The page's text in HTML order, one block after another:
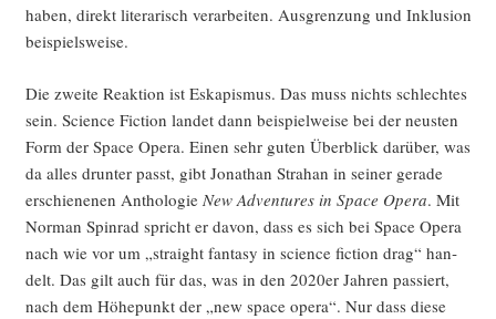
haben, direkt lite­ra­risch ver­ar­bei­ten. Aus­gren­zung und Inklu­si­on
beispielsweise.
Die zwei­te Reak­ti­on ist Eska­pis­mus. Das muss nichts schlech­tes
sein. Sci­ence Fic­tion lan­det dann bei­spiel­wei­se bei der neus­ten
Form der Space Ope­ra. Einen sehr guten Über­blick dar­über, was
da alles drun­ter passt, gibt Jona­than Stra­han in sei­ner gera­de
erschie­ne­nen Antho­lo­gie New Adven­tures in Space Ope­ra. Mit
Nor­man Spin­rad spricht er davon, dass es sich bei Space Ope­ra
nach wie vor um „straight fan­ta­sy in sci­ence fic­tion drag“ han­
delt. Das gilt auch für das, was in den 2020er Jah­ren pas­siert,
nach dem Höhe­punkt der „new space ope­ra“. Nur dass die­se